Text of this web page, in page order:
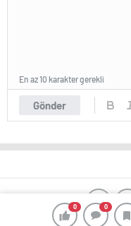
0 0
Gönder
En az 10 karakter gerekli